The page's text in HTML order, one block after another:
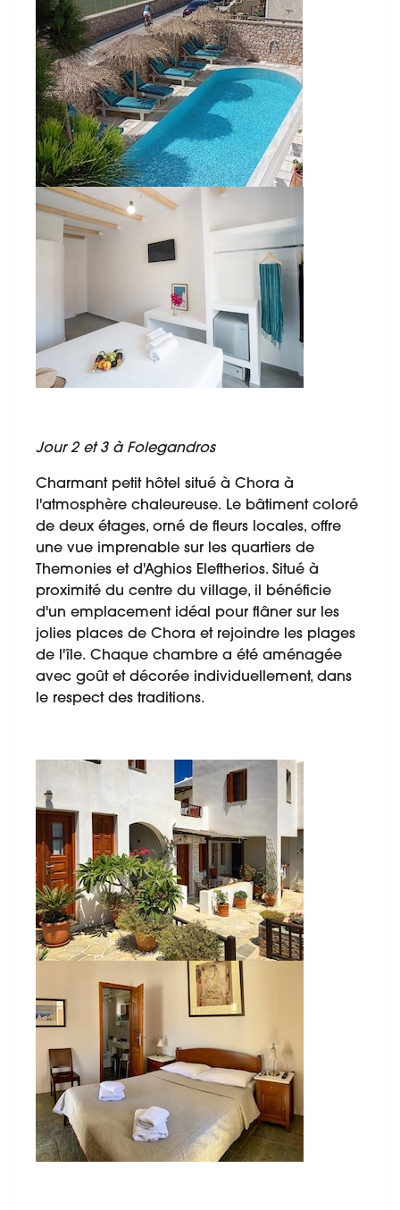
Jour 2 et 3 à Folegandros
Charmant petit hôtel situé à Chora à
l'atmosphère chaleureuse. Le bâtiment coloré
de deux étages, orné de fleurs locales, offre
une vue imprenable sur les quartiers de
Themonies et d'Aghios Eleftherios. Situé à
proximité du centre du village, il bénéficie
d'un emplacement idéal pour flâner sur les
jolies places de Chora et rejoindre les plages
de l'île. Chaque chambre a été aménagée
avec goût et décorée individuellement, dans
le respect des traditions.